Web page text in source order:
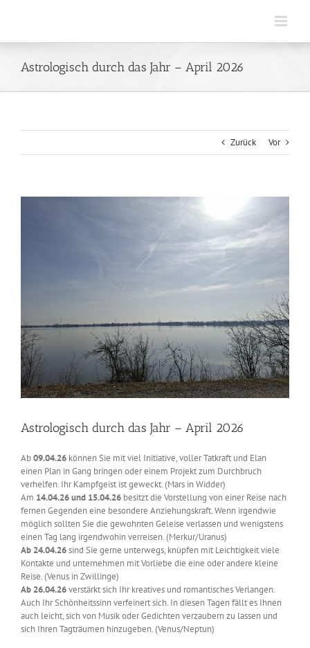
Astrologisch durch das Jahr – April 2026
Zurück Vor
Astrologisch durch das Jahr – April 2026
Ab09.04.26 können Sie mit viel Initiative, voller Tatkraft und Elan
einen Plan in Gang bringen oder einem Projekt zum Durchbruch
verhelfen. Ihr Kampfgeist ist geweckt. (Mars in Widder)
Am 14.04.26 und 15.04.26 besitzt die Vorstellung von einer Reise nach
fernen Gegenden eine besondere Anziehungskraft. Wenn irgendwie
möglich sollten Sie die gewohnten Geleise verlassen und wenigstens
einen Tag lang irgendwohin verreisen. (Merkur/Uranus)
Ab 24.04.26sind Sie gerne unterwegs, knüpfen mit Leichtigkeit viele
Kontakte und unternehmen mit Vorliebe die eine oder andere kleine
Reise. (Venus in Zwillinge)
Ab 26.04.26verstärkt sich Ihr kreatives und romantisches Verlangen.
Auch Ihr Schönheitssinn verfeinert sich. In diesen Tagen fällt es Ihnen
auch leicht, sich von Musik oder Gedichten verzaubern zu lassen und
sich Ihren Tagträumen hinzugeben. (Venus/Neptun)